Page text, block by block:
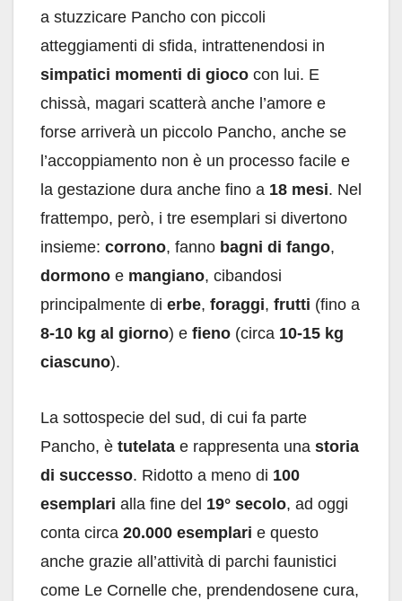
a stuzzicare Pancho con piccoli
atteggiamenti di sfida, intrattenendosi in
simpatici momenti di gioco con lui. E
chissà, magari scatterà anche l’amore e
forse arriverà un piccolo Pancho, anche se
l’accoppiamento non è un processo facile e
la gestazione dura anche fino a 18 mesi. Nel
frattempo, però, i tre esemplari si divertono
insieme: corrono, fanno bagni di fango,
dormono e mangiano, cibandosi
principalmente di erbe, foraggi, frutti (fino a
8-10 kg al giorno) e fieno (circa 10-15 kg
ciascuno).
La sottospecie del sud, di cui fa parte
Pancho, è tutelata e rappresenta una storia
di successo. Ridotto a meno di 100
esemplari alla fine del 19° secolo, ad oggi
conta circa 20.000 esemplari e questo
anche grazie all’attività di parchi faunistici
come Le Cornelle che, prendendosene cura,